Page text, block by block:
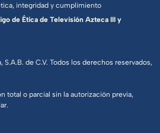
S.A.B. de C.V. Todos los derechos reservados,
total o parcial sin la autorización previa,
integridad y cumplimiento
de Ética de Televisión Azteca III y